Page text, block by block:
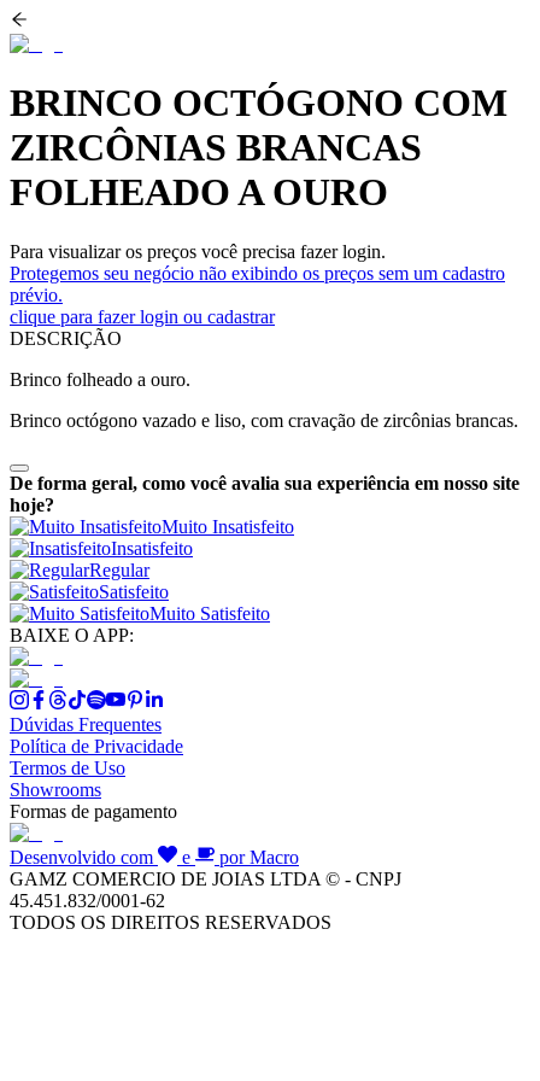
BRINCO OCTÓGONO COM
ZIRCÔNIAS BRANCAS
FOLHEADO A OURO
Para visualizar os preços você precisa fazer login.
Protegemos seu negócio não exibindo os preços sem um cadastro
prévio.
clique para fazer login ou cadastrar
DESCRIÇÃO
Brinco folheado a ouro.
Brinco octógono vazado e liso, com cravação de zircônias brancas.
De forma geral, como você avalia sua experiência em nosso site
hoje?
Muito Insatisfeito
Insatisfeito
Regular
Satisfeito
Muito Satisfeito
BAIXE O APP:
Dúvidas Frequentes
Política de Privacidade
Termos de Uso
Showrooms
Formas de pagamento
Desenvolvido com e
por Macro
GAMZ COMERCIO DE JOIAS LTDA © - CNPJ
45.451.832/0001-62
TODOS OS DIREITOS RESERVADOS